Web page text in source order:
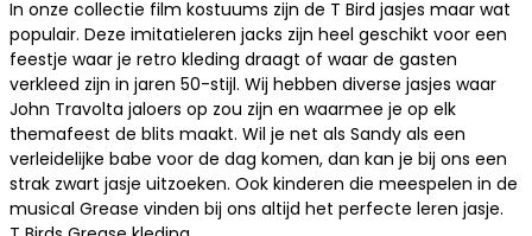
In onze collectie film kostuums zijn de T Bird jasjes maar wat
populair. Deze imitatieleren jacks zijn heel geschikt voor een
feestje waar je retro kleding draagt of waar de gasten
verkleed zijn in jaren 50-stijl. Wij hebben diverse jasjes waar
John Travolta jaloers op zou zijn en waarmee je op elk
themafeest de blits maakt. Wil je net als Sandy als een
verleidelijke babe voor de dag komen, dan kan je bij ons een
strak zwart jasje uitzoeken. Ook kinderen die meespelen in de
musical Grease vinden bij ons altijd het perfecte leren jasje.